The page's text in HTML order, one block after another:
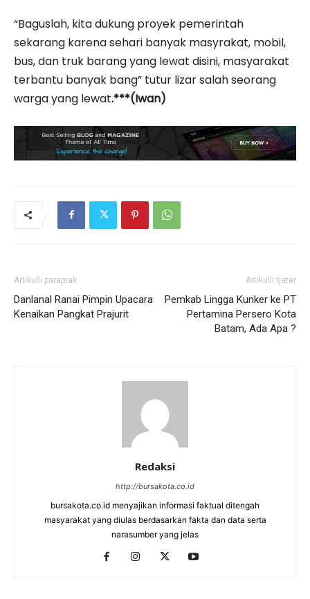
“Baguslah, kita dukung proyek pemerintah
sekarang karena sehari banyak masyrakat, mobil,
bus, dan truk barang yang lewat disini, masyarakat
terbantu banyak bang” tutur lizar salah seorang
warga yang lewat.***(Iwan)
Artikulli paraprak
Danlanal Ranai Pimpin Upacara
Kenaikan Pangkat Prajurit
Artikulli tjetër
Pemkab Lingga Kunker ke PT
Pertamina Persero Kota
Batam, Ada Apa ?
Redaksi
http://bursakota.co.id
bursakota.co.id menyajikan informasi faktual ditengah
masyarakat yang diulas berdasarkan fakta dan data serta
narasumber yang jelas